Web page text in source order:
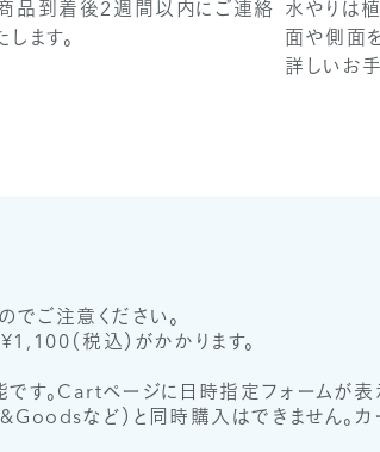
品到着後2週間以内にご連絡
ます。
水やりは
面や側面
詳しいお
でご注意ください。
（税込）がかかります。
。Cartページに日時指定フォームが表
など）と同時購入はできません。